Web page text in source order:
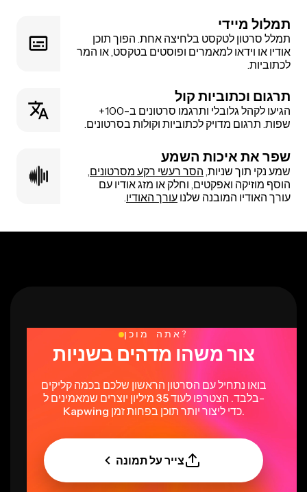
תמלול מיידי
תמלל סרטון לטקסט בלחיצה אחת. הפוך תוכן
אודיו או וידאו למאמרים ופוסטים בטקסט, או המר
לכתוביות.
תרגום וכתוביות קול
הגיעו לקהל גלובלי ותרגמו סרטונים ב-100+
שפות. תרגום מדויק לכתוביות וקולות בסרטונים.
שפר את איכות השמע
שמע נקי תוך שניות, הסר רעשי רקע מסרטונים
הוסף מוזיקה ואפקטים, וחלק או מזג אודיו עם
עורך האודיו המובנה שלנו עורך האודיו
אתה מוכן?
צור משהו מדהים בשניות
בואו נתחיל עם הסרטון הראשון שלכם בכמה קליקים
בלבד. הצטרפו לעוד 35 מיליון יוצרים שמאמינים ל-
Kapwing כדי ליצור יותר תוכן בפחות זמן.
צייר על תמונה